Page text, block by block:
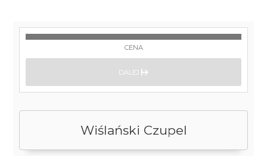
Wiślański Czupel
CENA
DALEJ